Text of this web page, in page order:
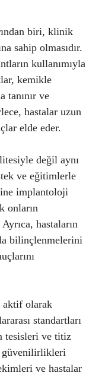
biri, klinik
sahip olmasıdır.
kullanımıyla
kemikle
tanınır ve
hastalar uzun
elde eder.
değil aynı
ve eğitimlerle
implantoloji
onların
hastaların
bilinçlenmelerini
aktif olarak
standartları
tesisleri ve titiz
güvenilirlikleri
ve hastalar